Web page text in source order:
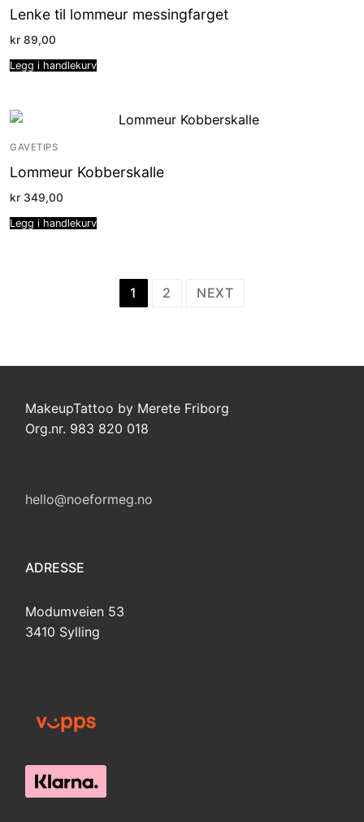
Lenke til lommeur messingfarget
kr 89,00
Legg i handlekurv
GAVETIPS
Lommeur Kobberskalle
kr 349,00
Legg i handlekurv
Sidepaginering
1 2 NEXT
MakeupTattoo by Merete Friborg
Org.nr. 983 820 018
hello@noeformeg.no
ADRESSE
Modumveien 53
3410 Sylling